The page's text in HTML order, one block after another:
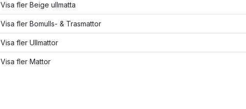
Visa fler Beige ullmatta
Visa fler Bomulls- & Trasmattor
Visa fler Ullmattor
Visa fler Mattor